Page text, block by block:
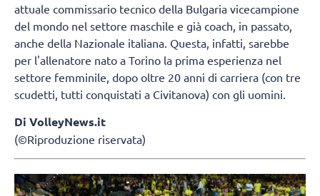
attuale commissario tecnico della Bulgaria vicecampione
del mondo nel settore maschile e già coach, in passato,
anche della Nazionale italiana. Questa, infatti, sarebbe
per l'allenatore nato a Torino la prima esperienza nel
settore femminile, dopo oltre 20 anni di carriera (con tre
scudetti, tutti conquistati a Civitanova) con gli uomini.
Di VolleyNews.it
(©Riproduzione riservata)